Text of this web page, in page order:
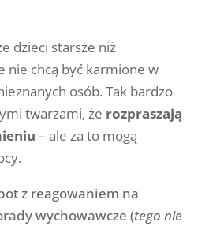
dzieci starsze niż
nie chcą być karmione w
osób. Tak bardzo
twarzami, że rozpraszają
– ale za to mogą
z reagowaniem na
wychowawcze (tego nie